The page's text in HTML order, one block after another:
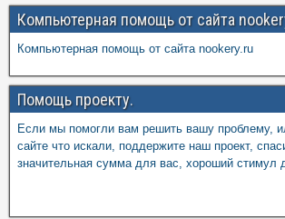
Компьютерная помощь от сайта
Компьютерная помощь от сайта nookery.ru
Помощь проекту.
Если мы помогли вам решить вашу проблему,
сайте что искали, поддержите наш проект,
значительная сумма для вас, хороший стимул